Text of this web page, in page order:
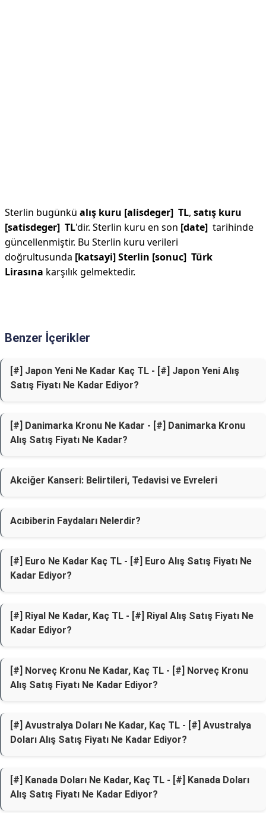
Sterlin bugünkü alış kuru [alisdeger] TL, satış kuru
[satisdeger] TL'dir. Sterlin kuru en son [date] tarihinde
güncellenmiştir. Bu Sterlin kuru verileri
doğrultusunda [katsayi] Sterlin [sonuc] Türk
Lirasına karşılık gelmektedir.
Benzer İçerikler
[#] Japon Yeni Ne Kadar Kaç TL - [#] Japon Yeni Alış
Satış Fiyatı Ne Kadar Ediyor?
[#] Danimarka Kronu Ne Kadar - [#] Danimarka Kronu
Alış Satış Fiyatı Ne Kadar?
Akciğer Kanseri: Belirtileri, Tedavisi ve Evreleri
Acıbiberin Faydaları Nelerdir?
[#] Euro Ne Kadar Kaç TL - [#] Euro Alış Satış Fiyatı Ne
Kadar Ediyor?
[#] Riyal Ne Kadar, Kaç TL - [#] Riyal Alış Satış Fiyatı Ne
Kadar Ediyor?
[#] Norveç Kronu Ne Kadar, Kaç TL - [#] Norveç Kronu
Alış Satış Fiyatı Ne Kadar Ediyor?
[#] Avustralya Doları Ne Kadar, Kaç TL - [#] Avustralya
Doları Alış Satış Fiyatı Ne Kadar Ediyor?
[#] Kanada Doları Ne Kadar, Kaç TL - [#] Kanada Doları
Alış Satış Fiyatı Ne Kadar Ediyor?